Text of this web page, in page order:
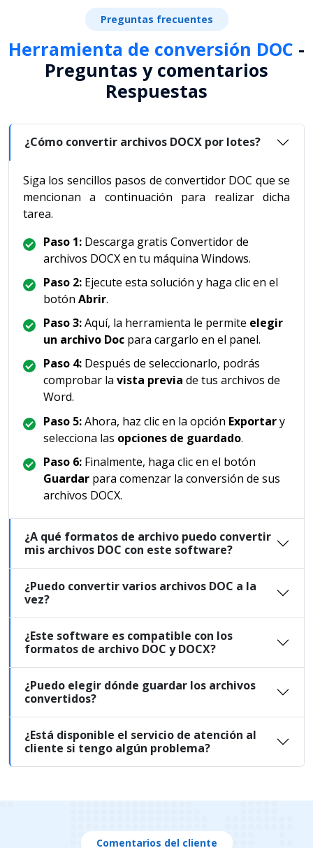
Preguntas frecuentes
Herramienta de conversión DOC -
Preguntas y comentarios
Respuestas
¿Cómo convertir archivos DOCX por lotes?
Siga los sencillos pasos de convertidor DOC que se
mencionan a continuación para realizar dicha
tarea.
Paso 1:Descarga gratis Convertidor de
archivos DOCX en tu máquina Windows.
Paso 2:Ejecute esta solución y haga clic en el
botón Abrir.
Paso 3:Aquí, la herramienta le permite elegir
un archivo Docpara cargarlo en el panel.
Paso 4:Después de seleccionarlo, podrás
comprobar la vista previa de tus archivos de
Word.
Paso 5:Ahora, haz clic en la opción Exportary
selecciona las opciones de guardado.
Paso 6:Finalmente, haga clic en el botón
Guardarpara comenzar la conversión de sus
archivos DOCX.
¿A qué formatos de archivo puedo convertir
mis archivos DOC con este software?
¿Puedo convertir varios archivos DOC a la
vez?
¿Este software es compatible con los
formatos de archivo DOC y DOCX?
¿Puedo elegir dónde guardar los archivos
convertidos?
¿Está disponible el servicio de atención al
cliente si tengo algún problema?
Comentarios del cliente